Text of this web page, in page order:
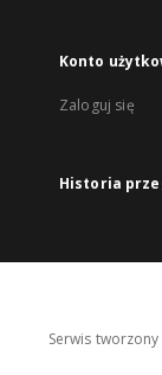
Konto
Zaloguj się
Historia
Serwis